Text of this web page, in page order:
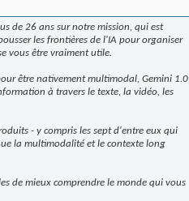
de 26 ans sur notre mission, qui est
les frontières de l'IA pour organiser
vous être vraiment utile.
être nativement multimodal, Gemini 1.0
à travers le texte, la vidéo, les
- y compris les sept d'entre eux qui
la multimodalité et le contexte long
de mieux comprendre le monde qui vous